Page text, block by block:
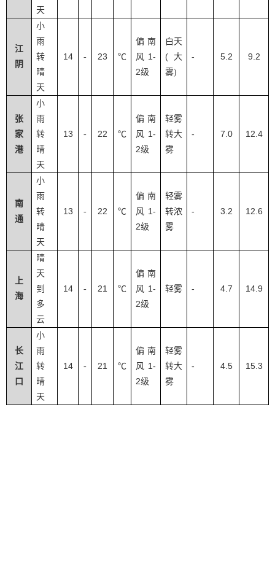
天
江
阴
小
雨
转
晴
天
14 - 23 ℃
偏南
风 1-
2级
白天
( 大
雾)
- 5.2 9.2
张
家
港
小
雨
转
晴
天
13 - 22 ℃
偏南
风 1-
2级
轻雾
转大
雾
- 7.0 12.4
南
通
小
雨
转
晴
天
13 - 22 ℃
偏南
风 1-
2级
轻雾
转浓
雾
- 3.2 12.6
上
海
晴
天
到
多
云
14 - 21 ℃
偏南
风 1-
2级
轻雾 - 4.7 14.9
长
江
口
小
雨
转
晴
天
14 - 21 ℃
偏南
风 1-
2级
轻雾
转大
雾
- 4.5 15.3